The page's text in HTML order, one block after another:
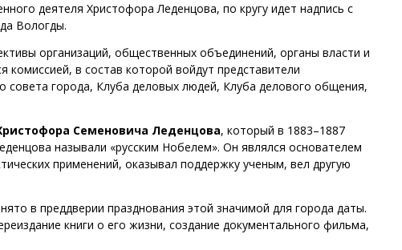
деятеля Христофора Леденцова, по кругу идет надпись с
Вологды.
организаций, общественных объединений, органы власти и
в состав которой войдут представители
города, Клуба деловых людей, Клуба делового общения,
Семеновича Леденцова, который в 1883–1887
называли «русским Нобелем». Он являлся основателем
применений, оказывал поддержку ученым, вел другую
в преддверии празднования этой значимой для города даты.
книги о его жизни, создание документального фильма,